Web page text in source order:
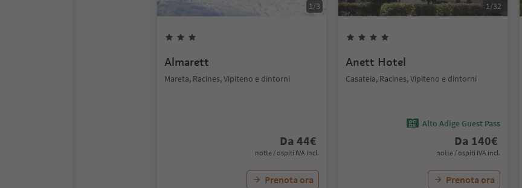
1/3
Almarett
Mareta, Racines, Vipiteno e dintorni
Da 44€
notte / ospiti IVA incl.
Prenota ora
1/32
Anett Hotel
Casateia, Racines, Vipiteno e dintorni
Alto Adige Guest Pass
Da 140€
notte / ospiti IVA incl.
Prenota ora